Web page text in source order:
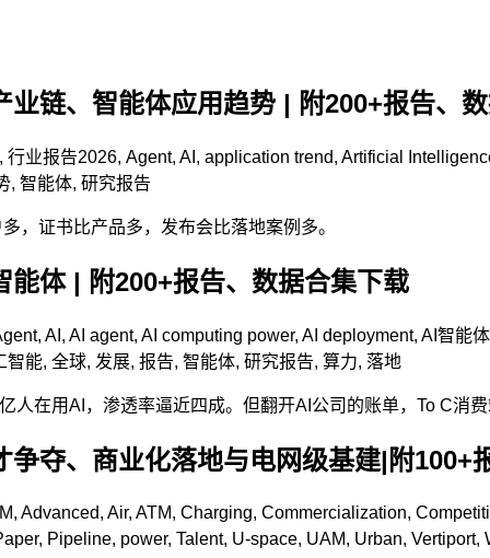
链、智能体应用趋势 | 附200+报告、
, 行业报告2026, Agent, AI , application trend, Artificial
, 智能体, 研究报告
，证书比产品多，发布会比落地案例多。
体 | 附200+报告、数据合集下载
, AI , AI agent, AI computing power, AI deployment, AI智能体
智能, 全球, 发展, 报告, 智能体, 研究报告, 算力, 落地
人在用AI，渗透率逼近四成。但翻开AI公司的账单，To C
夺、商业化落地与电网级基建|附100+
, Advanced, Air, ATM, Charging, Commercialization,
, Pipeline, power, Talent, U-space, UAM, Urban, Vertiport,